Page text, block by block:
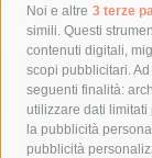
Noi e altre 3 terze
simili. Questi
contenuti digitali,
scopi pubblicitari.
seguenti finalità:
utilizzare dati
la pubblicità
pubblicità
Tag
acqua allerta
area marina
Asl Napoli 3 sud